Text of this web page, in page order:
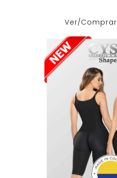
Ver/Comprar